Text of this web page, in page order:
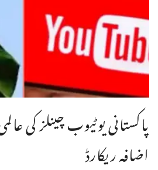
پاکستانی یوٹیوب چینلز کی
اضافہ ریکارڈ